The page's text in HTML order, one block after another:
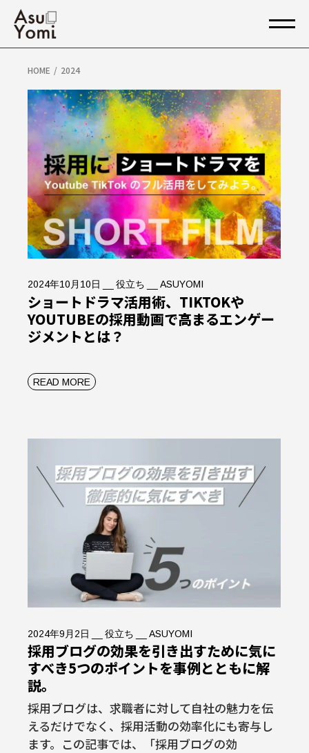
Skip
the
content
HOME 2024
2024年10月10日 役立ち ASUYOMI
ショートドラマ活用術、TIKTOKや
YOUTUBEの採用動画で高まるエンゲー
ジメントとは？
READ MORE
2024年9月2日 役立ち ASUYOMI
採用ブログの効果を引き出すために気に
すべき5つのポイントを事例とともに解
説。
採用ブログは、求職者に対して自社の魅力を伝
えるだけでなく、採用活動の効率化にも寄与し
ます。この記事では、「採用ブログの効